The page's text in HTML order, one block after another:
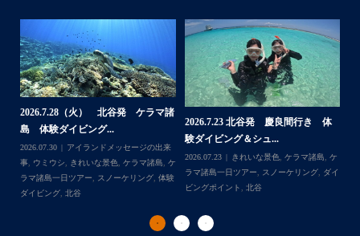
Follow on Instagram
2026.7.28（火） 北谷発 ケラマ諸
島 体験ダイビング...
2026.07.30
アイランドメッセージの出来
事, ウミウシ きれいな景色 ケラマ諸島
ケ
ラマ諸島一日ツアー
スノーケリング, 体験
ダイビング, 北谷
2026.7.23 北谷発 慶良間行き 体
験ダイビング＆シュ...
2026.07.23 きれいな景色 ケラマ諸島
ケ
ラマ諸島一日ツアー
スノーケリング,
ダイ
ビングポイント
北谷